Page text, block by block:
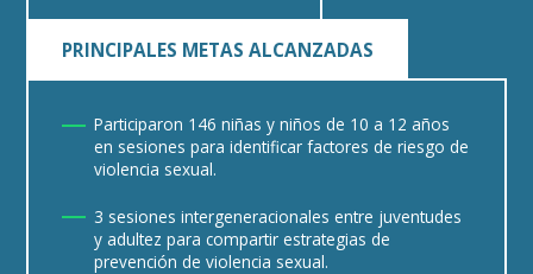
PRINCIPALES METAS ALCANZADAS
Participaron 146 niñas y niños de 10 a 12 años
en sesiones para identificar factores de riesgo de
violencia sexual.
3 sesiones intergeneracionales entre juventudes
y adultez para compartir estrategias de
prevención de violencia sexual.